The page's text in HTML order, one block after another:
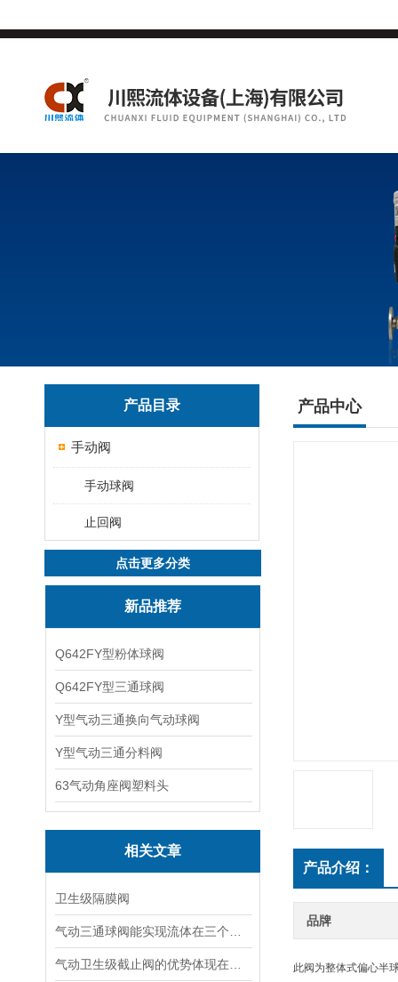
产品目录
手动阀
手动球阀
止回阀
点击更多分类
新品推荐
Q642FY型粉体球阀
Q642FY型三通球阀
Y型气动三通换向气动球阀
Y型气动三通分料阀
63气动角座阀塑料头
相关文章
卫生级隔膜阀
产品中心
产品介绍：
品牌
此阀为整体式偏心半